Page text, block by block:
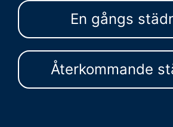
En gångs
Återkommande